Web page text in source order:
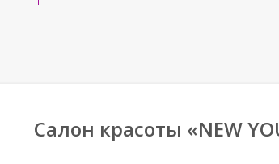
Салон красоты «NEW